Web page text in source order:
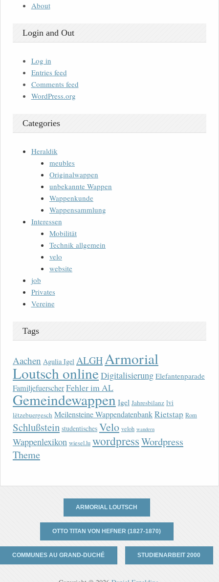
About
Login and Out
Log in
Entries feed
Comments feed
WordPress.org
Categories
Heraldik
meubles
Originalwappen
unbekannte Wappen
Wappenkunde
Wappensammlung
Interessen
Mobilität
Technik allgemein
velo
website
job
Privates
Vereine
Tags
Aachen Agulia Igel ALGHArmorial
Loutsch onlineDigitalisierung Elefantenparade
FamiljefuerscherFehler im AL
Gemeindewappen Igel Jahresbilanz lvi
lëtzebuergesch Meilensteine WappendatenbankRietstap Rom
Schlußstein studentisches Velo veloh wandern
Wappenlexikon wiesel.lu wordpressWordpress
Theme
ARMORIAL LOUTSCH
OTTO TITAN VON HEFNER (1827-1870)
COMMUNES AU GRAND-DUCHÉ STUDIENARBEIT 2000